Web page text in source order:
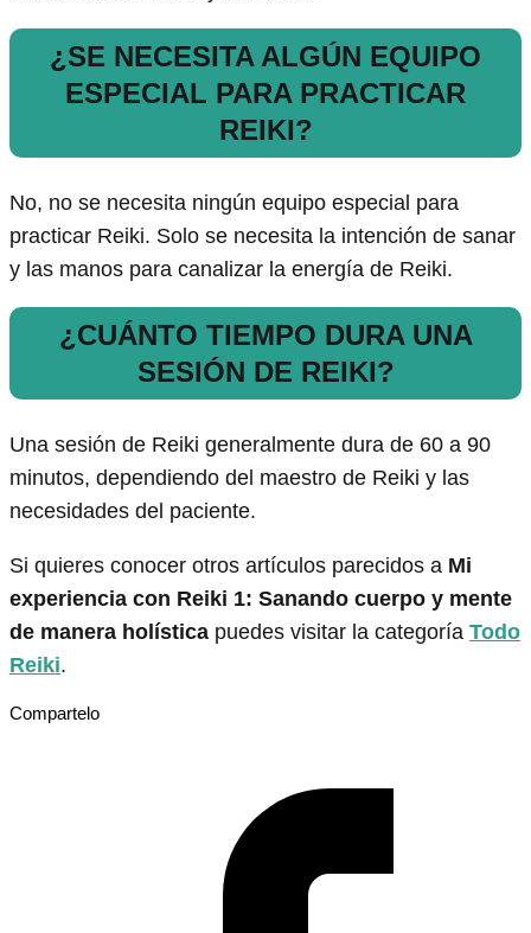
¿SE NECESITA ALGÚN EQUIPO
ESPECIAL PARA PRACTICAR
REIKI?
No, no se necesita ningún equipo especial para
practicar Reiki. Solo se necesita la intención de sanar
y las manos para canalizar la energía de Reiki.
¿CUÁNTO TIEMPO DURA UNA
SESIÓN DE REIKI?
Una sesión de Reiki generalmente dura de 60 a 90
minutos, dependiendo del maestro de Reiki y las
necesidades del paciente.
Si quieres conocer otros artículos parecidos a Mi
experiencia con Reiki 1: Sanando cuerpo y mente
de manera holística puedes visitar la categoría Todo
Reiki.
Compartelo